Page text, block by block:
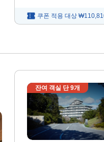
쿠폰 적용 대상
잔여 객실 단9개